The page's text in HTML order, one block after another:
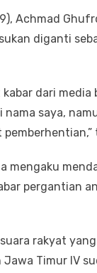
Achmad
diganti
kabar dari
saya,
mengaku
pergantian
rakyat
Timur IV